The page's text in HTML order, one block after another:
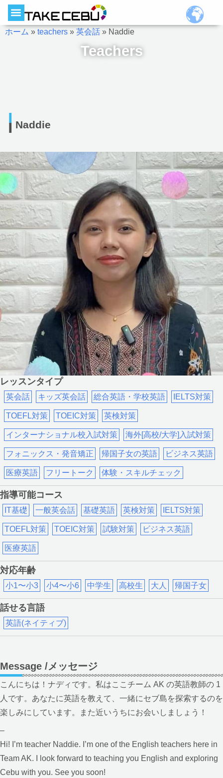
ホーム » teachers » 英会話 » Naddie
Teachers
Naddie
レッスンタイプ
英会話 キッズ英会話 総合英語・学校英語 IELTS対策
TOEFL対策 TOEIC対策 英検対策
インターナショナル校入試対策 海外[高校/大学]入試対策
フォニックス・発音矯正 帰国子女の英語 ビジネス英語
医療英語 フリートーク 体験・スキルチェック
指導可能コース
IT基礎 一般英会話 基礎英語 英検対策 IELTS対策
TOEFL対策 TOEIC対策 試験対策 ビジネス英語
医療英語
対応年齢
小1〜小3 小4〜小6 中学生 高校生 大人 帰国子女
話せる言語
英語(ネイティブ)
Message /メッセージ
こんにちは！ナディです。私はここチーム AK の英語教師の 1
人です。あなたに英語を教えて、一緒にセブ島を探索するのを
楽しみにしています。また近いうちにお会いしましょう！
–
Hi! I’m teacher Naddie. I’m one of the English teachers here in
Team AK. I look forward to teaching you English and exploring
Cebu with you. See you soon!